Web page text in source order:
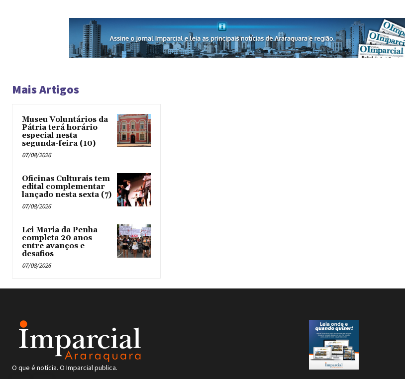
Mais Artigos
Museu Voluntários da
Pátria terá horário
especial nesta
segunda-feira (10)
07/08/2026
Oficinas Culturais tem
edital complementar
lançado nesta sexta (7)
07/08/2026
Lei Maria da Penha
completa 20 anos
entre avanços e
desafios
07/08/2026
O que é notícia. O Imparcial publica.